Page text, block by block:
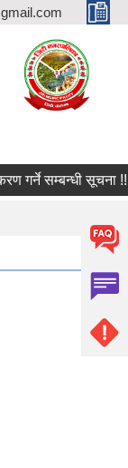
सम्बन्धी सूचना !!!!